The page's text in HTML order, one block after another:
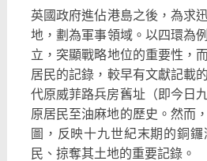
英國政府進佔港島之後，為求
地，劃為軍事領域。以四環為
立， 突顯戰略地位的重要性，
居民的記錄， 較早有文獻記載
代原威菲路兵房舊址（ 即今日
原居民至油麻地的歷史。然而
圖，反映十九世紀末期的銅鑼
民、掠奪其土地的重要記錄。